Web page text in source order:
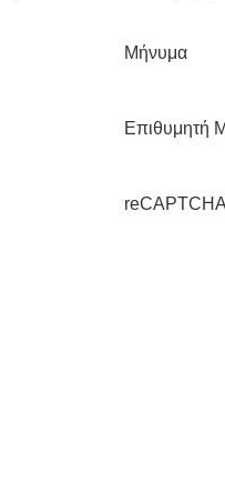
Μήνυμα
Επιθυμητή
reCAPTCHA